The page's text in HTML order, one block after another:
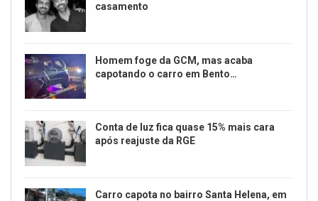
casamento
Homem foge da GCM, mas acaba
capotando o carro em Bento…
Conta de luz fica quase 15% mais cara
após reajuste da RGE
Carro capota no bairro Santa Helena, em